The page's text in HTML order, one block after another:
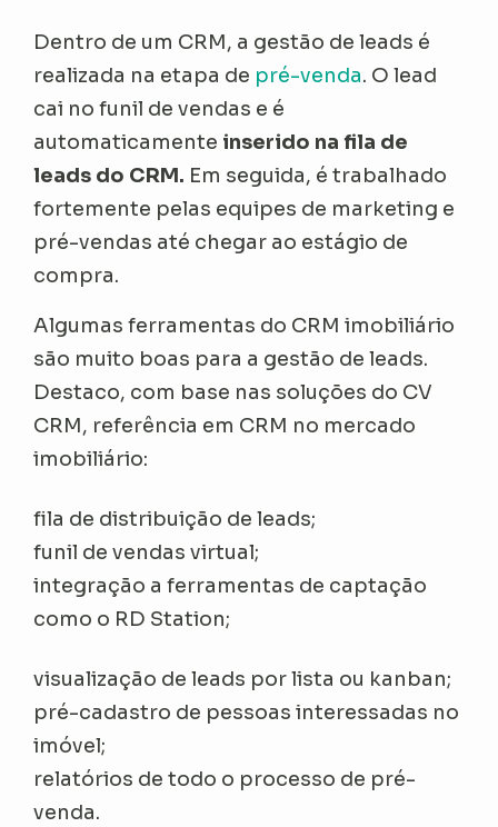
Dentro de um CRM, a gestão de leads é
realizada na etapa de pré-venda. O lead
cai no funil de vendas e é
automaticamente inserido na fila de
leads do CRM. Em seguida, é trabalhado
fortemente pelas equipes de marketing e
pré-vendas até chegar ao estágio de
compra.
Algumas ferramentas do CRM imobiliário
são muito boas para a gestão de leads.
Destaco, com base nas soluções do CV
CRM, referência em CRM no mercado
imobiliário:
fila de distribuição de leads;
funil de vendas virtual;
integração a ferramentas de captação
como o RD Station;
visualização de leads por lista ou kanban;
pré-cadastro de pessoas interessadas no
imóvel;
relatórios de todo o processo de pré-
venda.